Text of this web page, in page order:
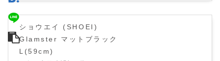
ショウエイ (SHOEI)
Glamster マットブラック
L(59cm)